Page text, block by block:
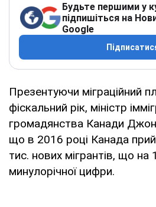
Будьте першими у
підпишіться на
Google
Презентуючи міграційний
фіскальний рік, міністр
громадянства Канади
що в 2016 році Канада
тис. нових мігрантів, що на
минулорічної цифри.